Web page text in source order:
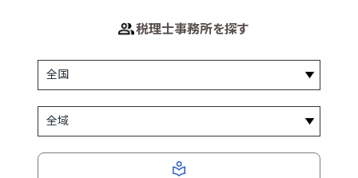
税理士事務所を探す